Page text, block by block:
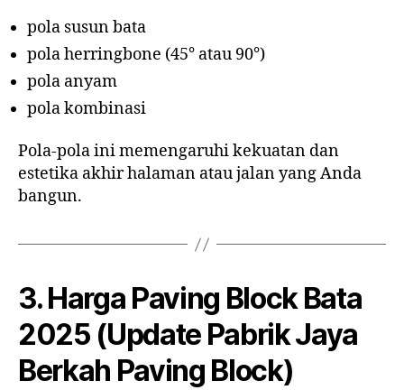
pola susun bata
pola herringbone (45° atau 90°)
pola anyam
pola kombinasi
Pola-pola ini memengaruhi kekuatan dan
estetika akhir halaman atau jalan yang Anda
bangun.
3. Harga Paving Block Bata
2025 (Update Pabrik Jaya
Berkah Paving Block)